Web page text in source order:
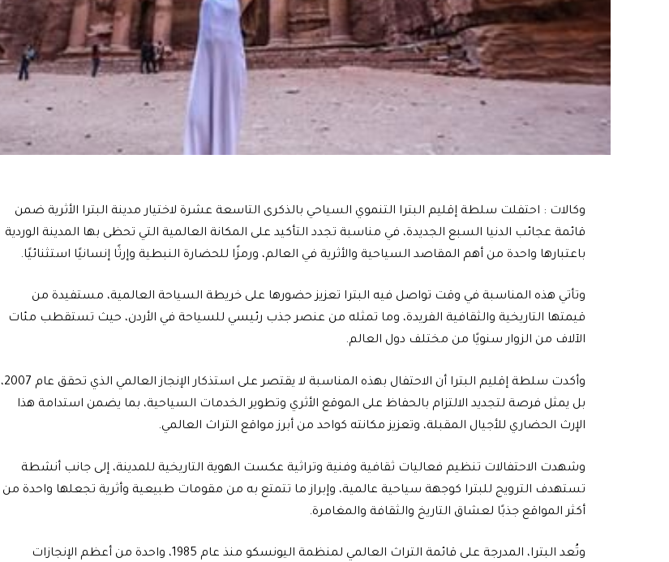
وكالات : احتفلت سلطة إقليم البترا التنموي السياحي بالذكرى التاسعة عشرة لاختيار مدينة البترا الأثرية ضمن
قائمة عجائب الدنيا السبع الجديدة، في مناسبة تجدد التأكيد على المكانة العالمية التي تحظى بها المدينة الوردية
باعتبارها واحدة من أهم المقاصد السياحية والأثرية في العالم، ورمزًا للحضارة النبطية وإرثًا إنسانيًا استثنائيًا.
وتأتي هذه المناسبة في وقت تواصل فيه البترا تعزيز حضورها على خريطة السياحة العالمية، مستفيدة من
قيمتها التاريخية والثقافية الفريدة، وما تمثله من عنصر جذب رئيسي للسياحة في الأردن، حيث تستقطب مئات
الآلاف من الزوار سنويًا من مختلف دول العالم.
وأكدت سلطة إقليم البترا أن الاحتفال بهذه المناسبة لا يقتصر على استذكار الإنجاز العالمي الذي تحقق عام 2007،
بل يمثل فرصة لتجديد الالتزام بالحفاظ على الموقع الأثري وتطوير الخدمات السياحية، بما يضمن استدامة هذا
الإرث الحضاري للأجيال المقبلة، وتعزيز مكانته كواحد من أبرز مواقع التراث العالمي.
وشهدت الاحتفالات تنظيم فعاليات ثقافية وفنية وتراثية عكست الهوية التاريخية للمدينة، إلى جانب أنشطة
تستهدف الترويج للبترا كوجهة سياحية عالمية، وإبراز ما تتمتع به من مقومات طبيعية وأثرية تجعلها واحدة من
أكثر المواقع جذبًا لعشاق التاريخ والثقافة والمغامرة.
وتُعد البترا، المدرجة على قائمة التراث العالمي لمنظمة اليونسكو منذ عام 1985، واحدة من أعظم الإنجازات